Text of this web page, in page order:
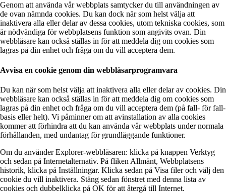
Genom att använda vår webbplats samtycker du till användningen av
de ovan nämnda cookies. Du kan dock när som helst välja att
inaktivera alla eller delar av dessa cookies, utom tekniska cookies, som
är nödvändiga för webbplatsens funktion som angivits ovan. Din
webbläsare kan också ställas in för att meddela dig om cookies som
lagras på din enhet och fråga om du vill acceptera dem.
Avvisa en cookie genom din webbläsarprogramvara
Du kan när som helst välja att inaktivera alla eller delar av cookies. Din
webbläsare kan också ställas in för att meddela dig om cookies som
lagras på din enhet och fråga om du vill acceptera dem (på fall- för fall-
basis eller helt). Vi påminner om att avinstallation av alla cookies
kommer att förhindra att du kan använda vår webbplats under normala
förhållanden, med undantag för grundläggande funktioner.
Om du använder Explorer-webbläsaren: klicka på knappen Verktyg
och sedan på Internetalternativ. På fliken Allmänt, Webbplatsens
historik, klicka på Inställningar. Klicka sedan på Visa filer och välj den
cookie du vill inaktivera. Stäng sedan fönstret med denna lista av
cookies och dubbelklicka på OK för att återgå till Internet.